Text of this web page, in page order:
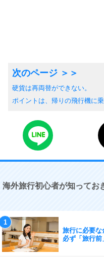
硬貨は再両替ができない。
ポイントは、帰りの飛行機に乗
海外旅行初心者が知ってお
旅行に必要な
必ず「旅行前